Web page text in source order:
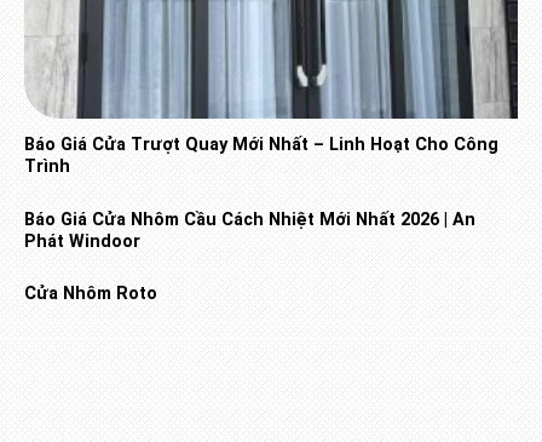
Báo Giá Cửa Trượt Quay Mới Nhất – Linh Hoạt Cho Công
Trình
Báo Giá Cửa Nhôm Cầu Cách Nhiệt Mới Nhất 2026 | An
Phát Windoor
Cửa Nhôm Roto